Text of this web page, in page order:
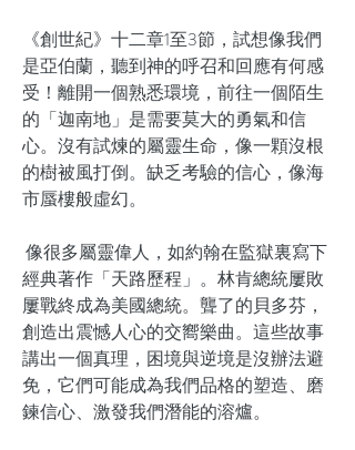
《創世紀》十二章1至3節，試想像我們
是亞伯蘭，聽到神的呼召和回應有何感
受！離開一個熟悉環境，前往一個陌生
的「迦南地」是需要莫大的勇氣和信
心。沒有試煉的屬靈生命，像一顆沒根
的樹被風打倒。缺乏考驗的信心，像海
市蜃樓般虛幻。
像很多屬靈偉人，如約翰在監獄裏寫下
經典著作「天路歷程」。林肯總統屢敗
屢戰終成為美國總統。聾了的貝多芬，
創造出震憾人心的交嚮樂曲。這些故事
講出一個真理，困境與逆境是沒辦法避
免，它們可能成為我們品格的塑造、磨
鍊信心、激發我們潛能的溶爐。